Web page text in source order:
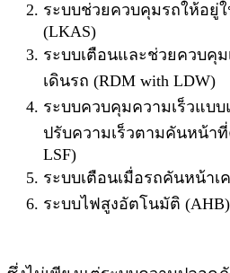
ระบบช่วยควบคุมรถให้อยู่
(LKAS)
ระบบเตือนและช่วยควบคุ
เดินรถ (RDM with LDW)
ระบบควบคุมความเร็วแบ
ปรับความเร็วตามคันหน้าที่
LSF)
ระบบเตือนเมื่อรถคันหน้าเ
ระบบไฟสูงอัตโนมัติ (AHB)